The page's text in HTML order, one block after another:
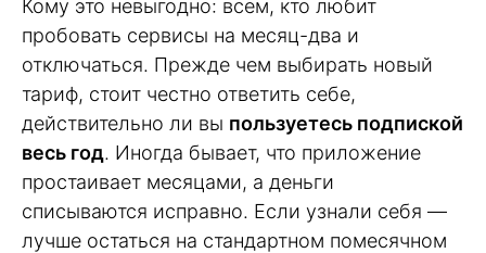
Кому это невыгодно: всем, кто любит
пробовать сервисы на месяц-два и
отключаться. Прежде чем выбирать новый
тариф, стоит честно ответить себе,
действительно ли вы пользуетесь подпиской
весь год. Иногда бывает, что приложение
простаивает месяцами, а деньги
списываются исправно. Если узнали себя —
лучше остаться на стандартном помесячном